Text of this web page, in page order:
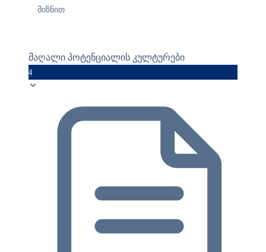
მიზნით
მაღალი პოტენციალის კულტურები
4